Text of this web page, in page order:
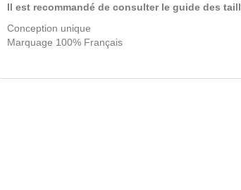
Il est recommandé de consulter le guide des
Conception unique
Marquage 100% Français